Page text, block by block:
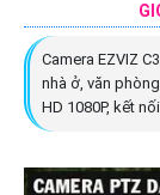
Camera EZVIZ
nhà ở, văn
HD 1080P, kết